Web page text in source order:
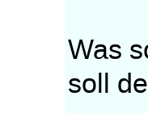
Was
soll